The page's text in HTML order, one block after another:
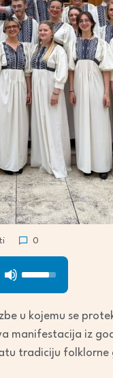
0
Use
Up/Down
keys
increase
u kojemu se
manifestacija iz
tradiciju folklorne